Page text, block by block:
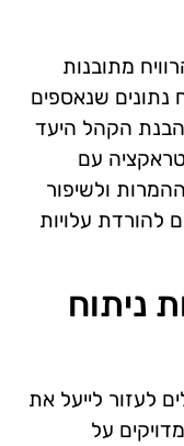
מתובנות
נתונים שנאספים
הקהל היעד
עם
ולשיפור
להורדת עלויות
ניתוח
לעזור לייעל את
על